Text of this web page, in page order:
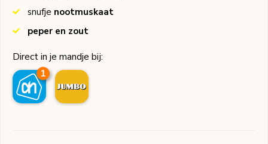
snufje nootmuskaat
peper en zout
Direct in je mandje bij:
1